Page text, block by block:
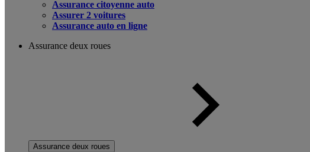
Assurance citoyenne auto
Assurer 2 voitures
Assurance auto en ligne
Assurance deux roues
Assurance deux roues